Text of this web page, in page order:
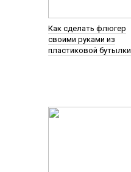
Как сделать флюгер
своими руками из
пластиковой бутылки